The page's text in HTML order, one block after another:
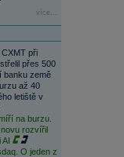
více...
při
přes 500
banku země
až 40
letiště v
na burzu.
rozvířil
AI
O jeden z